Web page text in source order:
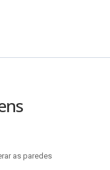
as paredes